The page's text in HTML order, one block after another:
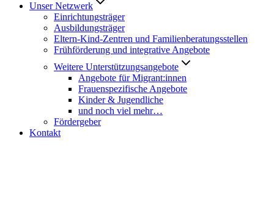
Unser Netzwerk
Einrichtungsträger
Ausbildungsträger
Eltern-Kind-Zentren und Familienberatungsstellen
Frühförderung und integrative Angebote
Weitere Unterstützungsangebote
Angebote für Migrant:innen
Frauenspezifische Angebote
Kinder & Jugendliche
und noch viel mehr…
Fördergeber
Kontakt